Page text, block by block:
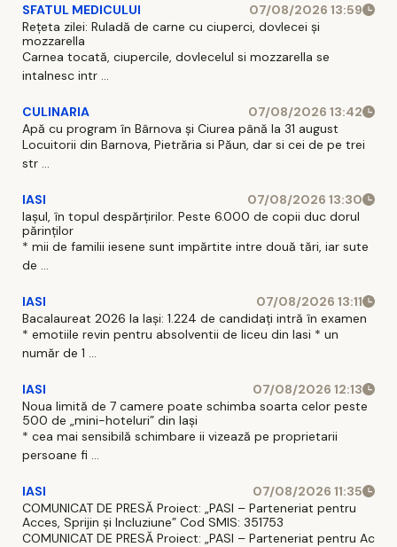
SFATUL MEDICULUI
07/08/2026 13:59
Rețeta zilei: Ruladă de carne cu ciuperci, dovlecei și
mozzarella
Carnea tocată, ciupercile, dovlecelul si mozzarella se
intalnesc intr ...
CULINARIA
07/08/2026 13:42
Apă cu program în Bârnova și Ciurea până la 31 august
Locuitorii din Barnova, Pietrăria si Păun, dar si cei de pe trei
str ...
IASI
07/08/2026 13:30
Iașul, în topul despărțirilor. Peste 6.000 de copii duc dorul
părinților
* mii de familii iesene sunt impărtite intre două tări, iar sute
de ...
IASI
07/08/2026 13:11
Bacalaureat 2026 la Iași: 1.224 de candidați intră în examen
* emotiile revin pentru absolventii de liceu din Iasi * un
număr de 1 ...
IASI
07/08/2026 12:13
Noua limită de 7 camere poate schimba soarta celor peste
500 de „mini-hoteluri” din Iași
* cea mai sensibilă schimbare ii vizează pe proprietarii
persoane fi ...
IASI
07/08/2026 11:35
COMUNICAT DE PRESĂ Proiect: „PASI – Parteneriat pentru
Acces, Sprijin și Incluziune” Cod SMIS: 351753
COMUNICAT DE PRESĂ Proiect: „PASI – Parteneriat pentru Ac